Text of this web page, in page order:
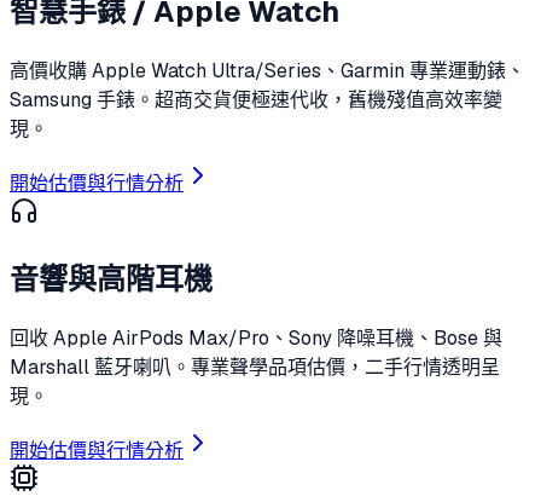
智慧手錶 / Apple Watch
高價收購 Apple Watch Ultra/Series、Garmin 專業運動錶、
Samsung 手錶。超商交貨便極速代收，舊機殘值高效率變
現。
開始估價與行情分析
音響與高階耳機
回收 Apple AirPods Max/Pro、Sony 降噪耳機、Bose 與
Marshall 藍牙喇叭。專業聲學品項估價，二手行情透明呈
現。
開始估價與行情分析